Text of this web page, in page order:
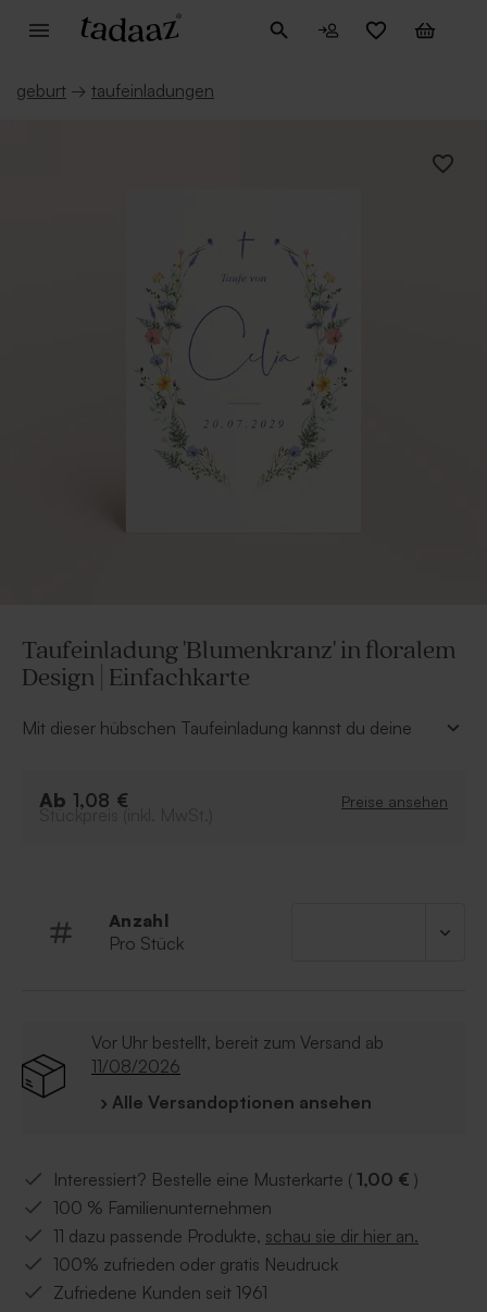
geburt → taufeinladungen
Taufeinladung 'Blumenkranz' in floralem
Design | Einfachkarte
Mit dieser hübschen Taufeinladung kannst du deine
und deinem persönlichen Text.
Ab 1,08 € Preise ansehen
Anzahl
Pro Stück
Vor Uhr bestellt, bereit zum Versand ab
11/08/2026
› Alle Versandoptionen ansehen
Interessiert? Bestelle eine Musterkarte ( 1,00 € )
100 % Familienunternehmen
11 dazu passende Produkte, schau sie dir hier an.
100% zufrieden oder gratis Neudruck
Zufriedene Kunden seit 1961